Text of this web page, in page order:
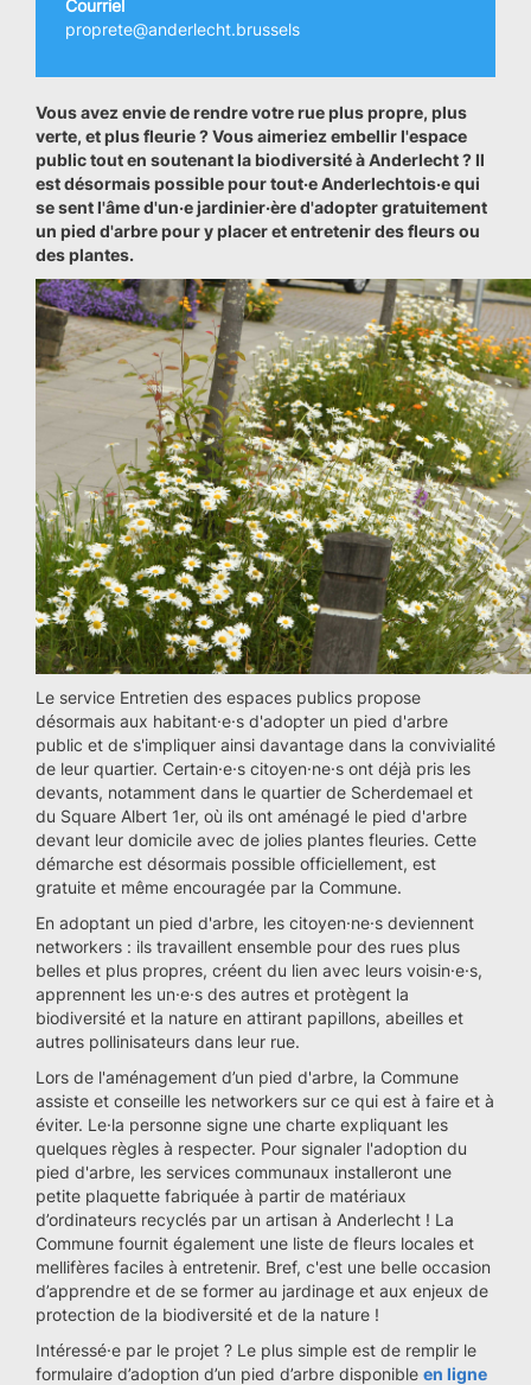
Courriel
proprete@anderlecht.brussels
Vous avez envie de rendre votre rue plus propre, plus
verte, et plus fleurie ? Vous aimeriez embellir l'espace
public tout en soutenant la biodiversité à Anderlecht ? Il
est désormais possible pour tout·e Anderlechtois·e qui
se sent l'âme d'un·e jardinier·ère d'adopter gratuitement
un pied d'arbre pour y placer et entretenir des fleurs ou
des plantes.
Le service Entretien des espaces publics propose
désormais aux habitant·e·s d'adopter un pied d'arbre
public et de s'impliquer ainsi davantage dans la convivialité
de leur quartier. Certain·e·s citoyen·ne·s ont déjà pris les
devants, notamment dans le quartier de Scherdemael et
du Square Albert 1er, où ils ont aménagé le pied d'arbre
devant leur domicile avec de jolies plantes fleuries. Cette
démarche est désormais possible officiellement, est
gratuite et même encouragée par la Commune.
En adoptant un pied d'arbre, les citoyen·ne·s deviennent
networkers : ils travaillent ensemble pour des rues plus
belles et plus propres, créent du lien avec leurs voisin·e·s,
apprennent les un·e·s des autres et protègent la
biodiversité et la nature en attirant papillons, abeilles et
autres pollinisateurs dans leur rue.
Lors de l'aménagement d’un pied d'arbre, la Commune
assiste et conseille les networkers sur ce qui est à faire et à
éviter. Le·la personne signe une charte expliquant les
quelques règles à respecter. Pour signaler l'adoption du
pied d'arbre, les services communaux installeront une
petite plaquette fabriquée à partir de matériaux
d’ordinateurs recyclés par un artisan à Anderlecht ! La
Commune fournit également une liste de fleurs locales et
mellifères faciles à entretenir. Bref, c'est une belle occasion
d’apprendre et de se former au jardinage et aux enjeux de
protection de la biodiversité et de la nature !
Intéressé·e par le projet ? Le plus simple est de remplir le
formulaire d’adoption d’un pied d’arbre disponible en ligne